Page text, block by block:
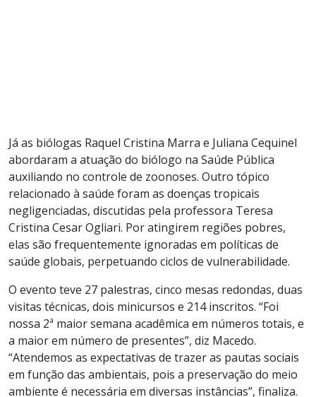
Já as biólogas Raquel Cristina Marra e Juliana Cequinel
abordaram a atuação do biólogo na Saúde Pública
auxiliando no controle de zoonoses. Outro tópico
relacionado à saúde foram as doenças tropicais
negligenciadas, discutidas pela professora Teresa
Cristina Cesar Ogliari. Por atingirem regiões pobres,
elas são frequentemente ignoradas em políticas de
saúde globais, perpetuando ciclos de vulnerabilidade.
O evento teve 27 palestras, cinco mesas redondas, duas
visitas técnicas, dois minicursos e 214 inscritos. “Foi
nossa 2ª maior semana acadêmica em números totais, e
a maior em número de presentes”, diz Macedo.
“Atendemos as expectativas de trazer as pautas sociais
em função das ambientais, pois a preservação do meio
ambiente é necessária em diversas instâncias”, finaliza.